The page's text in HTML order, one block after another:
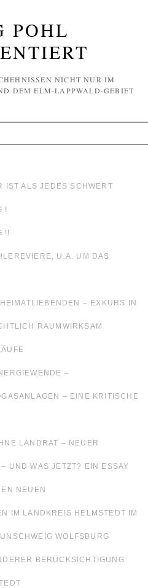
POHL
NICHT NUR IM
DEM ELM-LAPPWALD-GEBIET
IST ALS JEDES SCHWERT
!
!!
U.A. UM DAS
– EXKURS IN
RAUMWIRKSAM
–
– EINE KRITISCHE
LANDRAT – NEUER
UND WAS JETZT? EIN ESSAY
NEUEN
IM LANDKREIS HELMSTEDT IM
WOLFSBURG
BERÜCKSICHTIGUNG